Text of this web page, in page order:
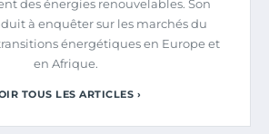
des énergies renouvelables. Son
à enquêter sur les marchés du
énergétiques en Europe et
en Afrique.
TOUS LES ARTICLES ›